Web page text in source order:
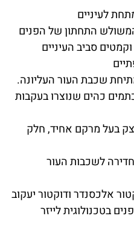
לעיניים
התחתון של הפנים
סביב העיניים
שכבת העור העליונה.
כהים שנוצרו בעקבות
בעל מרקם אחיד, חלק
לשכבות העור
אלכסנדר ודוקטור יעקוב
בטכנולוגית לייזר